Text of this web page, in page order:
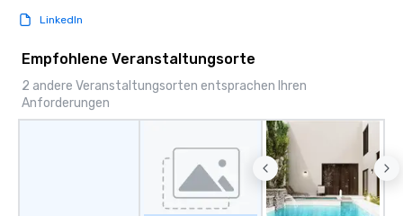
LinkedIn
Empfohlene Veranstaltungsorte
2 andere Veranstaltungsorten entsprachen Ihren
Anforderungen